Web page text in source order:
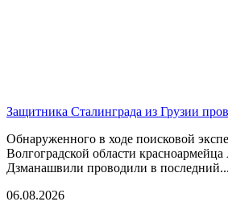
Защитника Сталинграда из Грузии
Обнаруженного в ходе поисковой
Волгоградской области красноармейца
Дзманашвили проводили в последний...
06.08.2026